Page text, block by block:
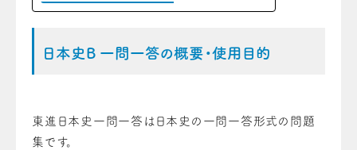
日本史B 一問一答の概要・使用目的
東進日本史一問一答は日本史の一問一答形式の問題
集です。